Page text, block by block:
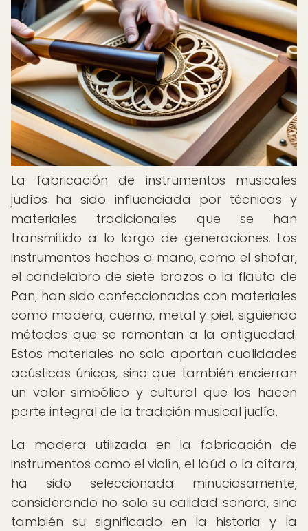
La fabricación de instrumentos musicales
judíos ha sido influenciada por técnicas y
materiales tradicionales que se han
transmitido a lo largo de generaciones. Los
instrumentos hechos a mano, como el shofar,
el candelabro de siete brazos o la flauta de
Pan, han sido confeccionados con materiales
como madera, cuerno, metal y piel, siguiendo
métodos que se remontan a la antigüedad.
Estos materiales no solo aportan cualidades
acústicas únicas, sino que también encierran
un valor simbólico y cultural que los hacen
parte integral de la tradición musical judía.
La madera utilizada en la fabricación de
instrumentos como el violín, el laúd o la cítara,
ha sido seleccionada minuciosamente,
considerando no solo su calidad sonora, sino
también su significado en la historia y la